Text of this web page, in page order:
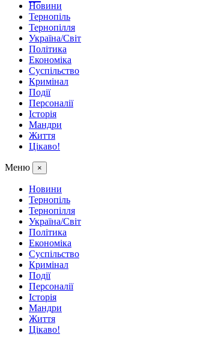
Новини
Тернопіль
Тернопілля
Україна/Світ
Політика
Економіка
Суспільство
Кримінал
Події
Персоналії
Історія
Мандри
Життя
Цікаво!
Меню ×
Новини
Тернопіль
Тернопілля
Україна/Світ
Політика
Економіка
Суспільство
Кримінал
Події
Персоналії
Історія
Мандри
Життя
Цікаво!